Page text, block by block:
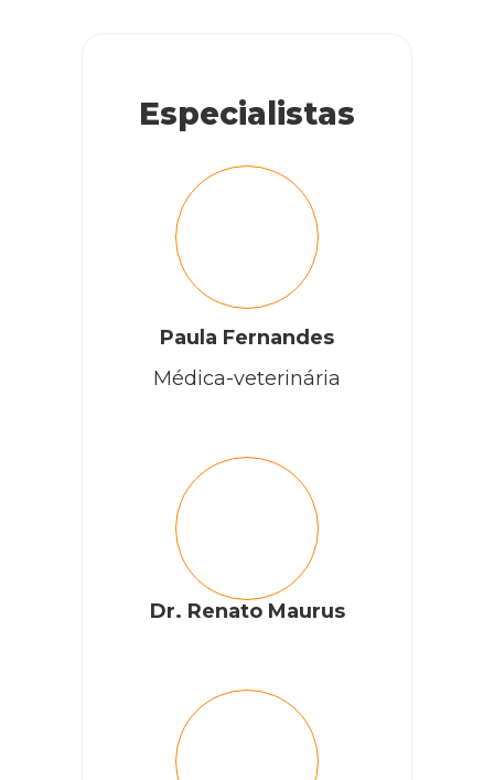
Especialistas
Paula Fernandes
Médica-veterinária
Dr. Renato Maurus